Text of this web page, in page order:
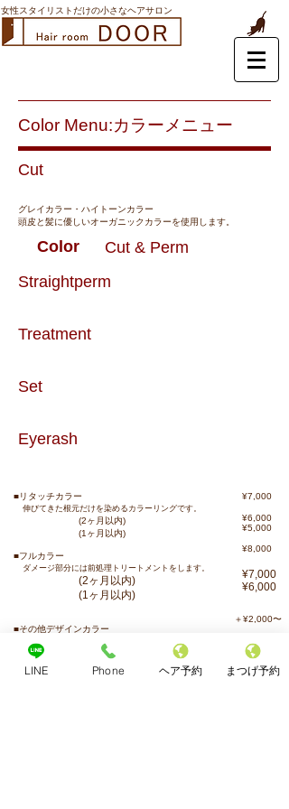
女性スタイリストだけの小さなヘアサロン
Color Menu:カラーメニュー
Cut
グレイカラー・ハイトーンカラー
頭皮と髪に優しいオーガニックカラーを使用します。
Color
Cut & Perm
Straightperm
Treatment
Set
Eyerash
■リタッチカラー
伸びてきた根元だけを染めるカラーリングです。
(2ヶ⽉以内)
(1ヶ⽉以内)
■フルカラー
ダメージ部分には前処理トリートメントをします。
(2ヶ⽉以内)
(1ヶ⽉以内)
■その他デザインカラー
ホイルカラー、ダブルカラー、グラデーションカラーetc
¥7,000
¥6,000
¥8,000
¥7,000
¥6,000
＋¥2,000〜
LINE Phone ヘア予約 まつげ予約